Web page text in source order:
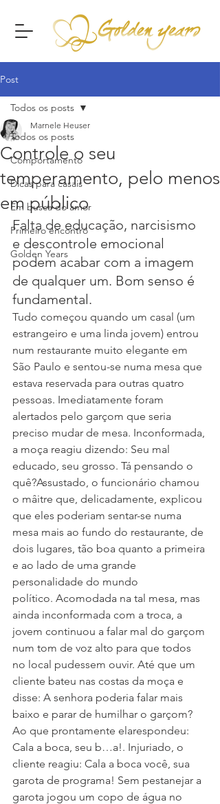
Post
Todos os posts
Comportamento
Dicas para casais
Em busca do amor
Primeiro encontro
Golden Years
Todos os posts
Controle o seu
temperamento, pelo menos
em público
Marnele Heuser
Falta de educação, narcisismo
e descontrole emocional
podem acabar com a imagem
de qualquer um. Bom senso é
fundamental.
Tudo começou quando um casal (um
estrangeiro e uma linda jovem) entrou
num restaurante muito elegante em
São Paulo e sentou-se numa mesa que
estava reservada para outras quatro
pessoas. Imediatamente foram
alertados pelo garçom que seria
preciso mudar de mesa. Inconformada,
a moça reagiu dizendo: Seu mal
educado, seu grosso. Tá pensando o
quê?Assustado, o funcionário chamou
o mâitre que, delicadamente, explicou
que eles poderiam sentar-se numa
mesa mais ao fundo do restaurante, de
dois lugares, tão boa quanto a primeira
e ao lado de uma grande
personalidade do mundo
político. Acomodada na tal mesa, mas
ainda inconformada com a troca, a
jovem continuou a falar mal do garçom
num tom de voz alto para que todos
no local pudessem ouvir. Até que um
cliente bateu nas costas da moça e
disse: A senhora poderia falar mais
baixo e parar de humilhar o garçom?
Ao que prontamente elarespondeu:
Cala a boca, seu b…a!. Injuriado, o
cliente reagiu: Cala a boca você, sua
garota de programa! Sem pestanejar a
garota jogou um copo de água no